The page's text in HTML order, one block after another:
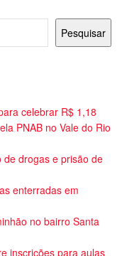
Pesquisar
celebrar R$ 1,18
PNAB no Vale do Rio
drogas e prisão de
enterradas em
no bairro Santa
inscrições para aulas